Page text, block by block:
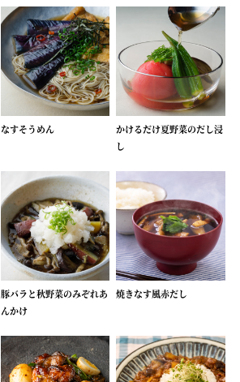
なすそうめん
かけるだけ夏野菜のだし浸
し
豚バラと秋野菜のみぞれあ
んかけ
焼きなす風赤だし